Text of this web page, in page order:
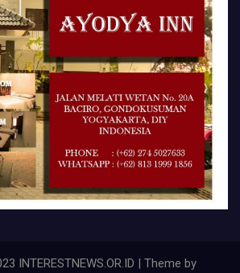
INTERESTNEWS.OR.ID | Theme by